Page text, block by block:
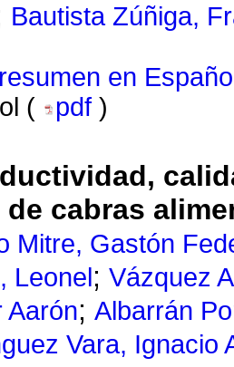
Bautista Zúñiga,
resumen en
(
pdf )
de cabras
Mitre, Gastón
Leonel ; Vázquez
Aarón; Albarrán
Vara, Ignacio